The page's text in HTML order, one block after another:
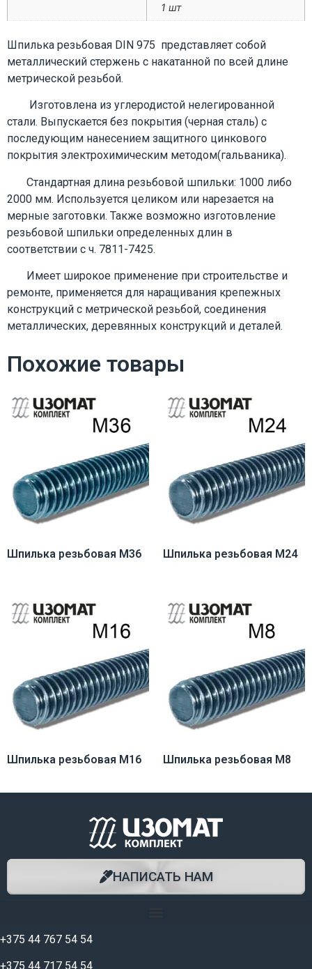
1 шт
Шпилька резьбовая DIN 975 представляет собой
металлический стержень с накатанной по всей длине
метрической резьбой.
Изготовлена из углеродистой нелегированной
стали. Выпускается без покрытия (черная сталь) с
последующим нанесением защитного цинкового
покрытия электрохимическим методом(гальваника).
Стандартная длина резьбовой шпильки: 1000 либо
2000 мм. Используется целиком или нарезается на
мерные заготовки. Также возможно изготовление
резьбовой шпильки определенных длин в
соответствии с ч. 7811-7425.
Имеет широкое применение при строительстве и
ремонте, применяется для наращивания крепежных
конструкций с метрической резьбой, соединения
металлических, деревянных конструкций и деталей.
Похожие товары
Шпилька резьбовая М36 Шпилька резьбовая М24
Шпилька резьбовая М16 Шпилька резьбовая М8
НАПИСАТЬ НАМ
+375 44 767 54 54
+375 44 717 54 54